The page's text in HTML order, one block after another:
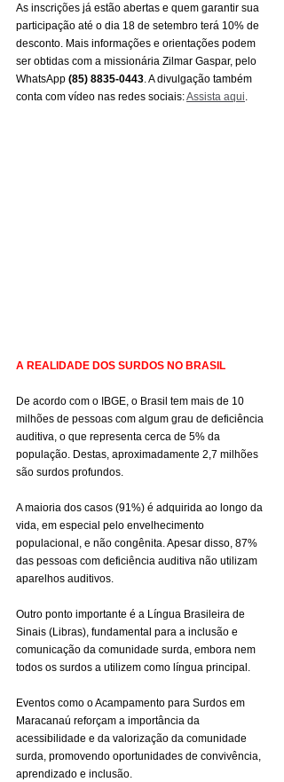
As inscrições já estão abertas e quem garantir sua
participação até o dia 18 de setembro terá 10% de
desconto. Mais informações e orientações podem
ser obtidas com a missionária Zilmar Gaspar, pelo
WhatsApp (85) 8835-0443 . A divulgação também
conta com vídeo nas redes sociais: Assista aqui
A REALIDADE DOS SURDOS NO BRASIL
De acordo com o IBGE, o Brasil tem mais de 10
milhões de pessoas com algum grau de deficiência
auditiva, o que representa cerca de 5% da
população. Destas, aproximadamente 2,7 milhões
são surdos profundos.
A maioria dos casos (91%) é adquirida ao longo da
vida, em especial pelo envelhecimento
populacional, e não congênita. Apesar disso, 87%
das pessoas com deficiência auditiva não utilizam
aparelhos auditivos.
Outro ponto importante é a Língua Brasileira de
Sinais (Libras), fundamental para a inclusão e
comunicação da comunidade surda, embora nem
todos os surdos a utilizem como língua principal.
Eventos como o Acampamento para Surdos em
Maracanaú reforçam a importância da
acessibilidade e da valorização da comunidade
surda, promovendo oportunidades de convivência,
aprendizado e inclusão.